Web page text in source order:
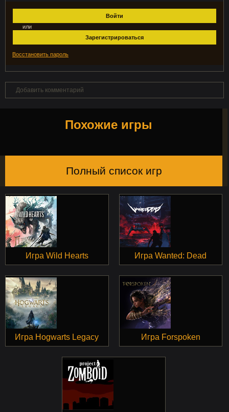
Войти
или
Зарегистрироваться
Восстановить пароль
Добавить комментарий
Похожие игры
Полный список игр
Игра Wild Hearts Игра Wanted: Dead
Игра Hogwarts Legacy Игра Forspoken